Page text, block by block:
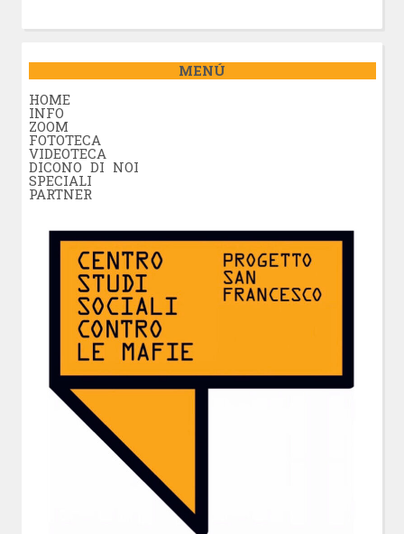
MENÚ
HOME
INFO
ZOOM
FOTOTECA
VIDEOTECA
DICONO DI NOI
SPECIALI
PARTNER